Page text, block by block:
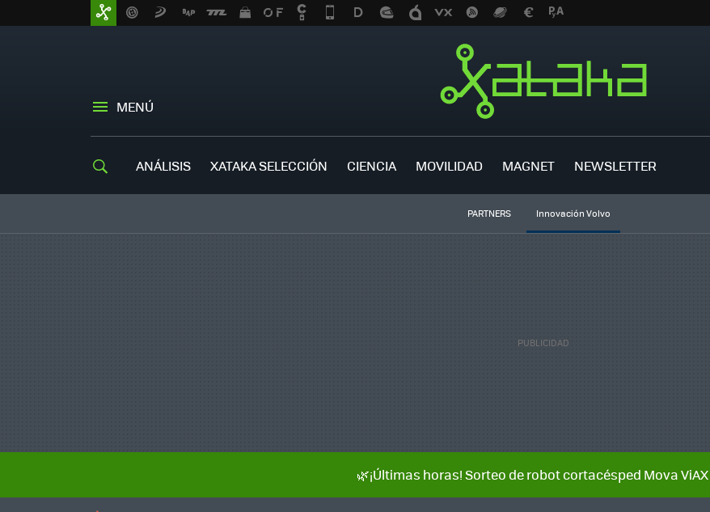
MENÚ
ANÁLISIS XATAKA SELECCIÓN CIENCIA MOVILIDAD MAGNET NEWSLETTER
PARTNERS Innovación Volvo
🌿¡Últimas horas! Sorteo de robot cortacésped Mova ViAX